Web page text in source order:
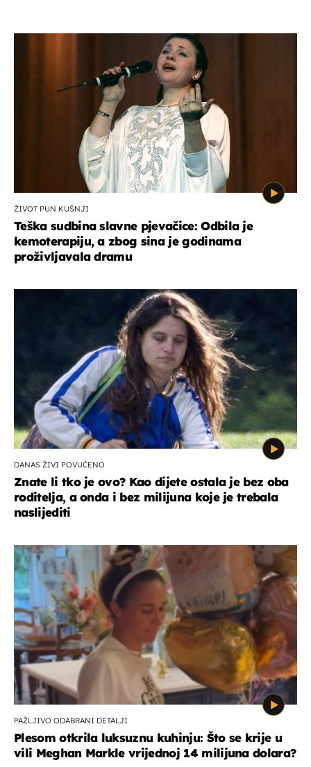
ŽIVOT PUN KUŠNJI
Teška sudbina slavne pjevačice: Odbila je
kemoterapiju, a zbog sina je godinama
proživljavala dramu
DANAS ŽIVI POVUČENO
Znate li tko je ovo? Kao dijete ostala je bez oba
roditelja, a onda i bez milijuna koje je trebala
naslijediti
PAŽLJIVO ODABRANI DETALJI
Plesom otkrila luksuznu kuhinju: Što se krije u
vili Meghan Markle vrijednoj 14 milijuna dolara?